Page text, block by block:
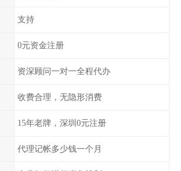
支持
0元资金注册
资深顾问一对一全程代办
收费合理，无隐形消费
15年老牌，深圳0元注册
代理记帐多少钱一个月